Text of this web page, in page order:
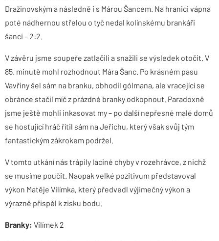
Dražinovským a následně i s Márou Šancem. Na hranici vápna
poté nádhernou střelou o tyč nedal kolínskému brankáři
šanci – 2:2.
V závěru jsme soupeře zatlačili a snažili se výsledek otočit. V
85. minutě mohl rozhodnout Mára Šanc. Po krásném pasu
Vavřiny šel sám na branku, obhodil gólmana, ale vracející se
obránce stačil míč z prázdné branky odkopnout. Paradoxně
jsme ještě mohli inkasovat my – po další nepřesné malé domů
se hostující hráč řítil sám na Jeřichu, který však svůj tým
fantastickým zákrokem podržel.
V tomto utkání nás trápily laciné chyby v rozehrávce, z nichž
se musíme poučit. Naopak velké pozitivum představoval
výkon Matěje Vilímka, který předvedl výjimečný výkon a
výrazně přispěl k zisku bodu.
Branky: Vilímek 2